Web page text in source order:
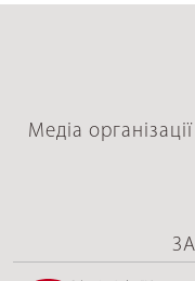
Медіа організації